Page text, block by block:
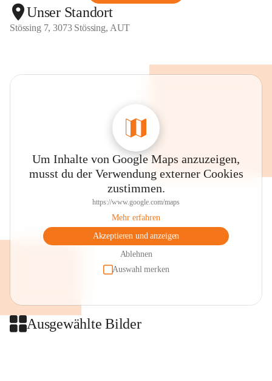
Unser Standort
Stössing 7, 3073 Stössing, AUT
Um Inhalte von Google Maps anzuzeigen,
musst du der Verwendung externer Cookies
zustimmen.
https://www.google.com/maps
Mehr erfahren
Akzeptieren und anzeigen
Ablehnen
Auswahl merken
Ausgewählte Bilder